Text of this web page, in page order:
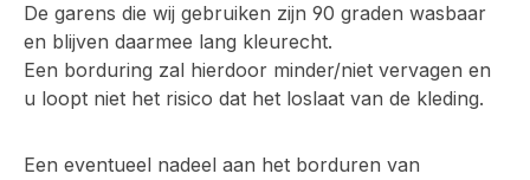
De garens die wij gebruiken zijn 90 graden wasbaar
en blijven daarmee lang kleurecht.
Een borduring zal hierdoor minder/niet vervagen en
u loopt niet het risico dat het loslaat van de kleding.
Een eventueel nadeel aan het borduren van